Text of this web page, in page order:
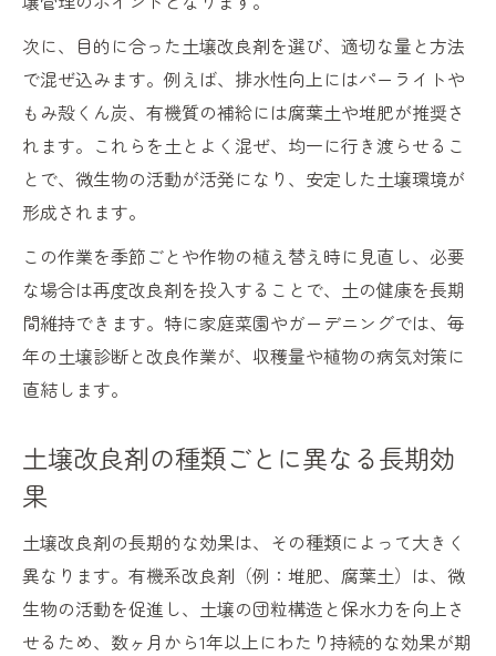
次に、目的に合った土壌改良剤を選び、適切な量と方法
で混ぜ込みます。例えば、排水性向上にはパーライトや
もみ殻くん炭、有機質の補給には腐葉土や堆肥が推奨さ
れます。これらを土とよく混ぜ、均一に行き渡らせるこ
とで、微生物の活動が活発になり、安定した土壌環境が
形成されます。
この作業を季節ごとや作物の植え替え時に見直し、必要
な場合は再度改良剤を投入することで、土の健康を長期
間維持できます。特に家庭菜園やガーデニングでは、毎
年の土壌診断と改良作業が、収穫量や植物の病気対策に
直結します。
土壌改良剤の種類ごとに異なる長期効
果
土壌改良剤の長期的な効果は、その種類によって大きく
異なります。有機系改良剤（例：堆肥、腐葉土）は、微
生物の活動を促進し、土壌の団粒構造と保水力を向上さ
せるため、数ヶ月から1年以上にわたり持続的な効果が期